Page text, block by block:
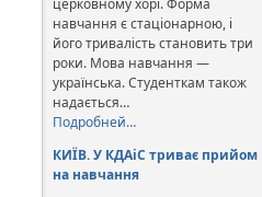
церковному хорі. Форма
навчання є стаціонарною, і
його тривалість становить три
роки. Мова навчання —
українська. Студенткам також
надається…
Подробней…
КИЇВ. У КДАіС триває прийом
на навчання